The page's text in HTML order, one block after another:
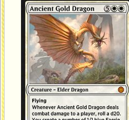
Dragon d'or ancien